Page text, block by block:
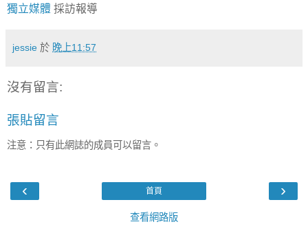
獨立媒體 採訪報導
jessie 於 晚上11:57
沒有留言:
張貼留言
注意：只有此網誌的成員可以留言。
‹ ›
首頁
查看網路版